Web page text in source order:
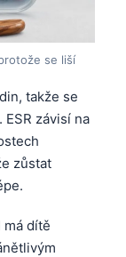
se liší
takže se
závisí na
zůstat
má dítě